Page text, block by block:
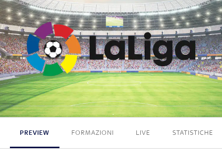
1 - 4
PREVIEW FORMAZIONI LIVE STATISTICHE